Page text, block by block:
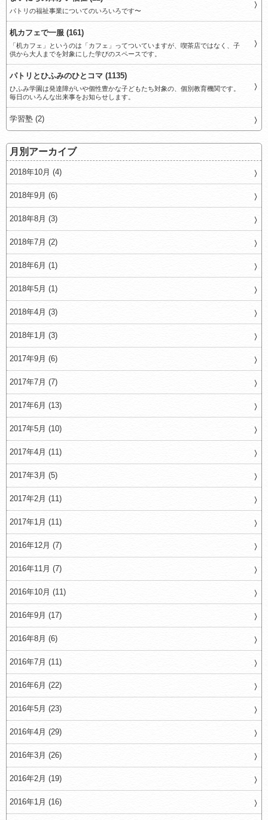
パトリの福祉事業についてのいろいろです〜
机カフェで一服 (161)
「机カフェ」というのは「カフェ」ってついていますが、喫茶店ではなく、子
供から大人までを対象にした学びのスペースです。
パトリとひふみのひとコマ (1135)
ひふみ学園は発達障がいや個性豊かな子どもたち対象の、個別教育機関です。
毎日のいろんな出来事をお知らせします。
学習塾 (2)
月別アーカイブ
2018年10月 (4)
2018年9月 (6)
2018年8月 (3)
2018年7月 (2)
2018年6月 (1)
2018年5月 (1)
2018年4月 (3)
2018年1月 (3)
2017年9月 (6)
2017年7月 (7)
2017年6月 (13)
2017年5月 (10)
2017年4月 (11)
2017年3月 (5)
2017年2月 (11)
2017年1月 (11)
2016年12月 (7)
2016年11月 (7)
2016年10月 (11)
2016年9月 (17)
2016年8月 (6)
2016年7月 (11)
2016年6月 (22)
2016年5月 (23)
2016年4月 (29)
2016年3月 (26)
2016年2月 (19)
2016年1月 (16)